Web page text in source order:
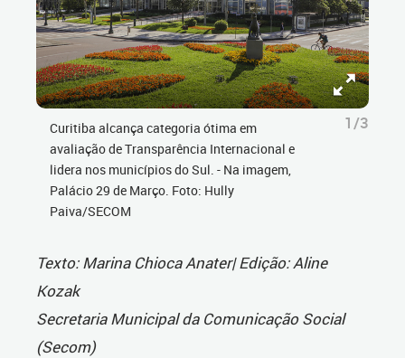
Curitiba alcança categoria ótima em
avaliação de Transparência Internacional e
lidera nos municípios do Sul. - Na imagem,
Palácio 29 de Março. Foto: Hully
Paiva/SECOM
1/3
Texto: Marina Chioca Anater| Edição: Aline
Kozak
Secretaria Municipal da Comunicação Social
(Secom)